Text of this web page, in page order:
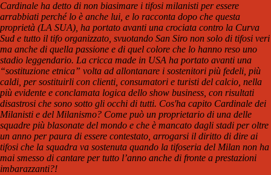
Cardinale ha detto di non biasimare i tifosi milanisti per essere
arrabbiati perché lo è anche lui, e lo racconta dopo che questa
proprietà (LA SUA), ha portato avanti una crociata contro la Curva
Sud e tutto il tifo organizzato, svuotando San Siro non solo di tifosi veri
ma anche di quella passione e di quel colore che lo hanno reso uno
stadio leggendario. La cricca made in USA ha portato avanti una
“sostituzione etnica” volta ad allontanare i sostenitori più fedeli, più
caldi, per sostituirli con clienti, consumatori e turisti del calcio, nella
più evidente e conclamata logica dello show business, con risultati
disastrosi che sono sotto gli occhi di tutti. Cos'ha capito Cardinale dei
Milanisti e del Milanismo? Come può un proprietario di una delle
squadre più blasonate del mondo e che è mancato dagli stadi per oltre
un anno per paura di essere contestato, arrogarsi il diritto di dire ai
tifosi che la squadra va sostenuta quando la tifoseria del Milan non ha
mai smesso di cantare per tutto l’anno anche di fronte a prestazioni
imbarazzanti?!